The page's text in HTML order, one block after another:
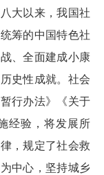
大以来，我国社
筹的中国特色社
、全面建成小康
史性成就。社会
行办法》《关于
经验，将发展所
，规定了社会救
中心，坚持城乡